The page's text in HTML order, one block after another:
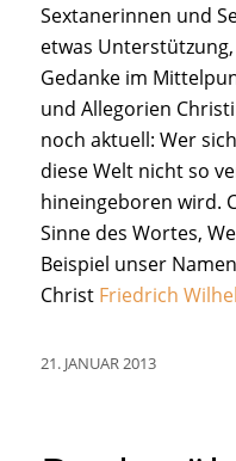
Sextanerinnen und
etwas
Gedanke im
und Allegorien
noch aktuell: Wer
diese Welt nicht so
hineingeboren wird.
Sinne des Wortes,
Beispiel unser
Christ Friedrich
21. JANUAR 2013